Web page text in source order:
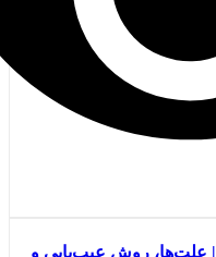
آموزش تغییر بوت سرور استوک HP | علت‌ها، روش عیب‌یابی و